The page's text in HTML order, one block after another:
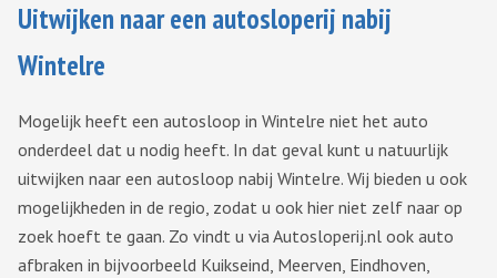
Uitwijken naar een autosloperij nabij
Wintelre
Mogelijk heeft een autosloop in Wintelre niet het auto
onderdeel dat u nodig heeft. In dat geval kunt u natuurlijk
uitwijken naar een autosloop nabij Wintelre. Wij bieden u ook
mogelijkheden in de regio, zodat u ook hier niet zelf naar op
zoek hoeft te gaan. Zo vindt u via Autosloperij.nl ook auto
afbraken in bijvoorbeeld Kuikseind, Meerven, Eindhoven,